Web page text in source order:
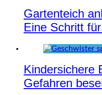
Gartenteich
Eine Schritt
Kindersichere
Gefahren